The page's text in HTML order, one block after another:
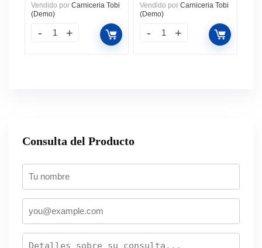
Vendido por Carniceria Tobi
(Demo)
Vendido por Carniceria Tobi
(Demo)
Consulta del Producto